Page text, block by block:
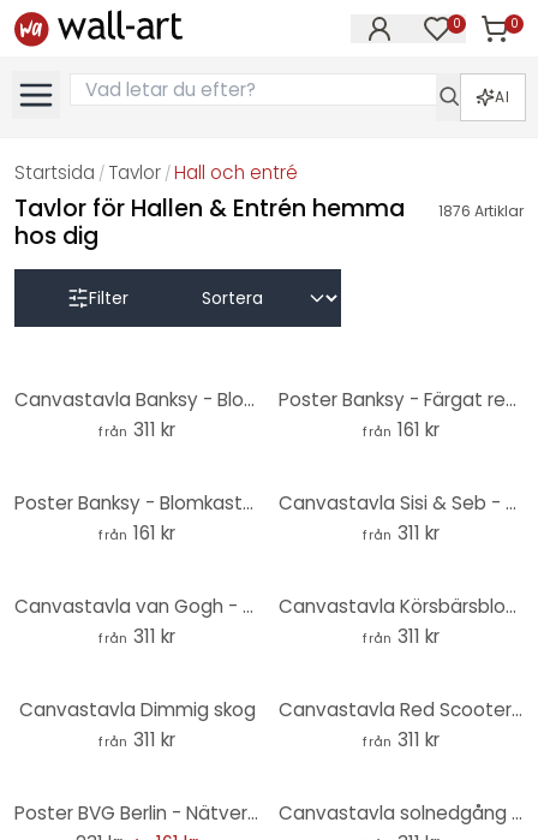
0 0
AI
Startsida / Tavlor /Hall och entré
Tavlor för Hallen & Entrén hemma
hos dig
1876 Artiklar
Filter
Canvastavla Banksy - Blomkastaren
från 311 kr
Poster Banksy - Färgat regn
från 161 kr
Poster Banksy - Blomkastaren
från 161 kr
Canvastavla Sisi & Seb - Varmluftsballonger
från 311 kr
Canvastavla van Gogh - Mandelblomma
från 311 kr
Canvastavla Körsbärsblommor
från 311 kr
Canvastavla Dimmig skog
från 311 kr
Canvastavla Red Scooter svartvitt
från 311 kr
Poster BVG Berlin - Nätverkskarta Berlin
Canvastavla solnedgång vid Östersjön